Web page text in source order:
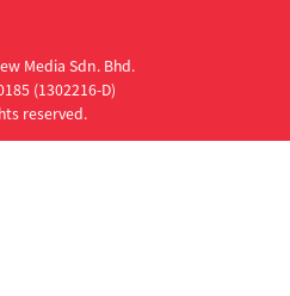
Media Sdn. Bhd.
(1302216­-D)
reserved.